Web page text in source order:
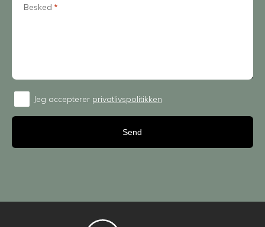
Besked *
Consent
Jeg accepterer privatlivspolitikken